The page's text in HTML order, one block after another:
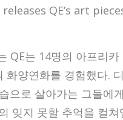
QE’s art
QE는 14명의 아프리카
화양연화를 경험했다.
으로 살아가는 그들에
잊지 못할 추억을 컬